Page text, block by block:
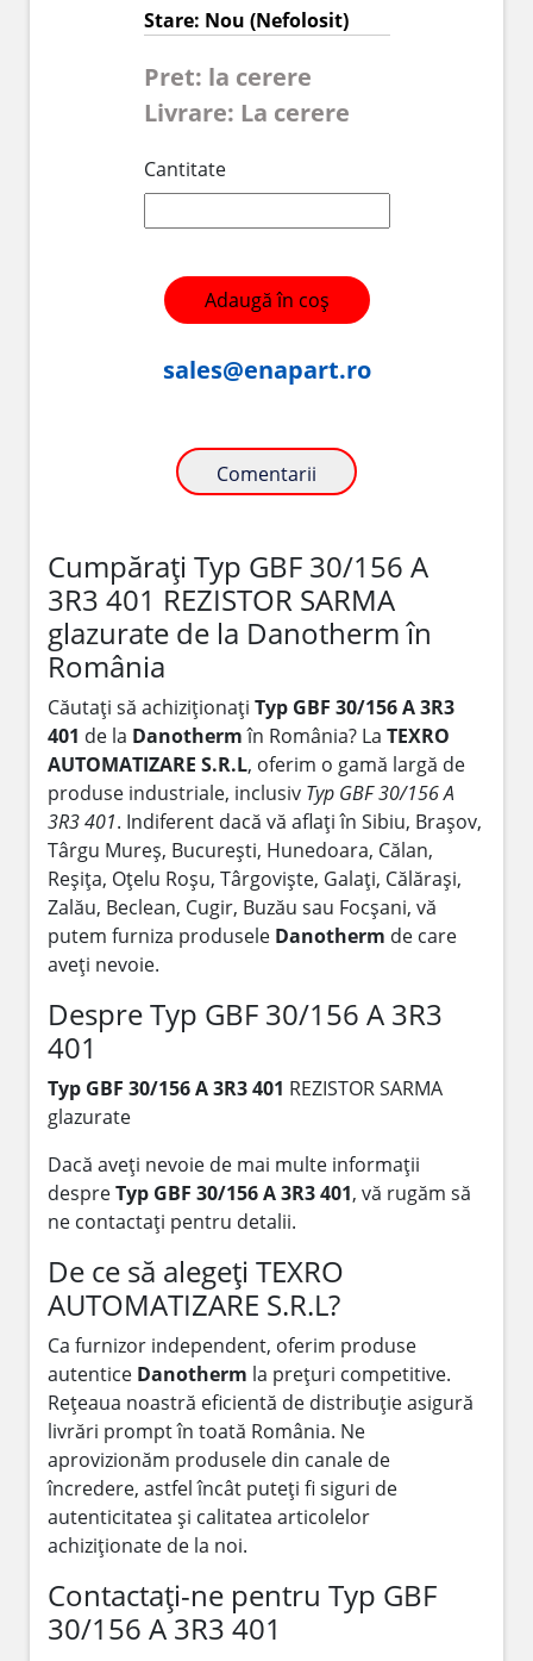
Stare: Nou (Nefolosit)
Pret: la cerere
Livrare: La cerere
Cantitate
Adaugă în coș
sales@enapart.ro
Comentarii
Cumpărați Typ GBF 30/156 A
3R3 401 REZISTOR SARMA
glazurate de la Danotherm în
România
Căutați să achiziționați Typ GBF 30/156 A 3R3
401 de la Danothermîn România? La TEXRO
AUTOMATIZARE S.R.L, oferim o gamă largă de
produse industriale, inclusiv Typ GBF 30/156 A
3R3 401. Indiferent dacă vă aflați în Sibiu, Brașov,
Târgu Mureș, București, Hunedoara, Călan,
Reșița, Oțelu Roșu, Târgoviște, Galați, Călărași,
Zalău, Beclean, Cugir, Buzău sau Focșani, vă
putem furniza produsele Danotherm de care
aveți nevoie.
Despre Typ GBF 30/156 A 3R3
401
Typ GBF 30/156 A 3R3 401 REZISTOR SARMA
glazurate
Dacă aveți nevoie de mai multe informații
despreTyp GBF 30/156 A 3R3 401, vă rugăm să
ne contactați pentru detalii.
De ce să alegeți TEXRO
AUTOMATIZARE S.R.L?
Ca furnizor independent, oferim produse
autentice Danotherm la prețuri competitive.
Rețeaua noastră eficientă de distribuție asigură
livrări prompt în toată România. Ne
aprovizionăm produsele din canale de
încredere, astfel încât puteți fi siguri de
autenticitatea și calitatea articolelor
achiziționate de la noi.
Contactați-ne pentru Typ GBF
30/156 A 3R3 401